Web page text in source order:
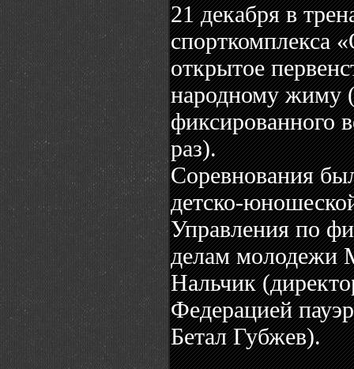
21 декабря в
спорткомплекса
открытое
народному жиму
фиксированного
раз).
Соревнования
детско-
Управления по
делам молодежи
Нальчик
Федерацией
Бетал Губжев).